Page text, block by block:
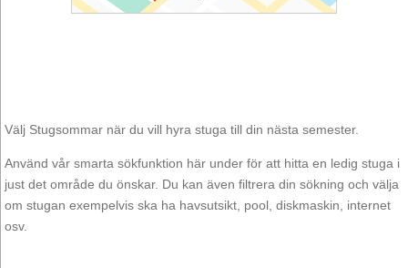
Välj Stugsommar när du vill hyra stuga till din nästa semester.
Använd vår smarta sökfunktion här under för att hitta en ledig stuga i
just det område du önskar. Du kan även filtrera din sökning och välja
om stugan exempelvis ska ha havsutsikt, pool, diskmaskin, internet
osv.